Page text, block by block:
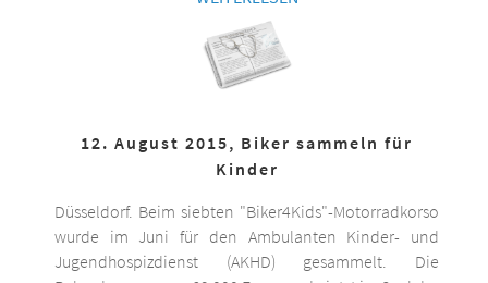
12. August 2015, Biker sammeln für
Kinder
Düsseldorf. Beim siebten "Biker4Kids"-Motorradkorso
wurde im Juni für den Ambulanten Kinder- und
Jugendhospizdienst (AKHD) gesammelt. Die